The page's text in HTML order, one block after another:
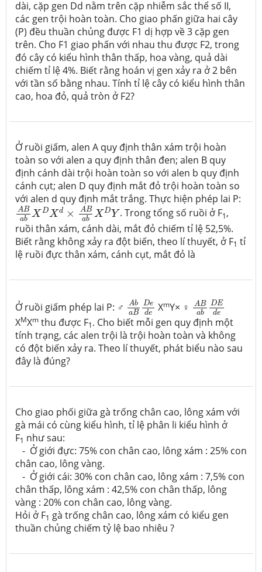
dài, cặp gen Dd nằm trên cặp nhiễm sắc thể số II,
các gen trội hoàn toàn. Cho giao phấn giữa hai cây
(P) đều thuần chủng được F1 dị hợp về 3 cặp gen
trên. Cho F1 giao phấn với nhau thu được F2, trong
đó cây có kiểu hình thân thấp, hoa vàng, quả dài
chiếm tỉ lệ 4%. Biết rằng hoán vị gen xảy ra ở 2 bên
với tần số bằng nhau. Tính tỉ lệ cây có kiểu hình thân
cao, hoa đỏ, quả tròn ở F2?
Ở ruồi giấm, alen A quy định thân xám trội hoàn
toàn so với alen a quy định thân đen; alen B quy
định cánh dài trội hoàn toàn so với alen b quy định
cánh cụt; alen D quy định mắt đỏ trội hoàn toàn so
với alen d quy định mắt trắng. Thực hiện phép lai P:
AB
ab X DXd × AB
ab XDY
ABabXDXd× ABabXDY
. Trong tổng số ruồi ở F1,
ruồi thân xám, cánh dài, mắt đỏ chiếm tỉ lệ 52,5%.
Biết rằng không xảy ra đột biến, theo lí thuyết, ở F1 tỉ
lệ ruồi đực thân xám, cánh cụt, mắt đỏ là
Ở ruồi giấm phép lai P: ♂ Ab
aB
De
de
Ab aB XmY× ♀ A B
ab
DE
de
ABabD
XMXm thu được F1. Cho biết mỗi gen quy định một
tính trạng, các alen trội là trội hoàn toàn và không
có đột biến xảy ra. Theo lí thuyết, phát biểu nào sau
đây là đúng?
Cho giao phối giữa gà trống chân cao, lông xám với
gà mái có cùng kiểu hình, tỉ lệ phân li kiểu hình ở
F1 như sau:
- Ở giới đực: 75% con chân cao, lông xám : 25% con
chân cao, lông vàng.
- Ở giới cái: 30% con chân cao, lông xám : 7,5% con
chân thấp, lông xám : 42,5% con chân thấp, lông
vàng : 20% con chân cao, lông vàng.
Hỏi ở F1 gà trống chân cao, lông xám có kiểu gen
thuần chủng chiếm tỷ lệ bao nhiêu ?